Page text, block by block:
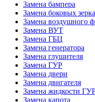
Замена бампера
Замена боковых
Замена воздушного
Замена ВУТ
Замена ГБЦ
Замена генератора
Замена глушителя
Замена ГУР
Замена двери
Замена двигателя
Замена жидкости
Замена капота